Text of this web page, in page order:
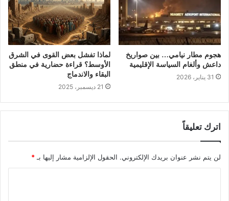
هجوم مطار نيامي… بين صواريخ
داعش وألغام السياسة الإقليمية
31 يناير، 2026
لماذا تفشل بعض القوى في الشرق
الأوسط؟ قراءة حضارية في منطق
البقاء والاندماج
21 ديسمبر، 2025
اترك تعليقاً
لن يتم نشر عنوان بريدك الإلكتروني. الحقول الإلزامية مشار إليها بـ *